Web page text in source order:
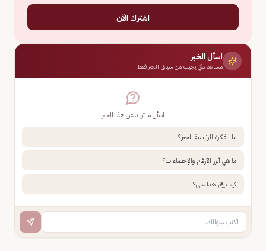
اشترك الآن
اسأل الخبر
مساعد ذكي يجيب من سياق الخبر فقط
اسأل ما تريد عن هذا الخبر
ما الفكرة الرئيسية للخبر؟
ما هي أبرز الأرقام والإحصاءات؟
كيف يؤثر هذا علي؟